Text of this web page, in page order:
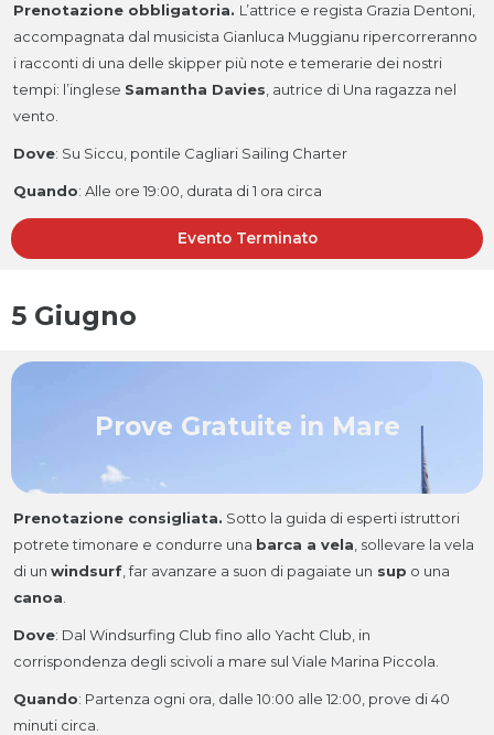
Prenotazione obbligatoria. L’attrice e regista Grazia Dentoni,
accompagnata dal musicista Gianluca Muggianu ripercorreranno
i racconti di una delle skipper più note e temerarie dei nostri
tempi: l’inglese Samantha Davies , autrice di Una ragazza nel
vento.
Dove: Su Siccu, pontile Cagliari Sailing Charter
Quando: Alle ore 19:00, durata di 1 ora circa
Evento Terminato
5 Giugno
Prove Gratuite in Mare
Prenotazione consigliata. Sotto la guida di esperti istruttori
potrete timonare e condurre una barca a vela , sollevare la vela
di un windsurf , far avanzare a suon di pagaiate un sup o una
canoa
Dove: Dal Windsurfing Club fino allo Yacht Club, in
corrispondenza degli scivoli a mare sul Viale Marina Piccola.
Quando: Partenza ogni ora, dalle 10:00 alle 12:00, prove di 40
minuti circa.